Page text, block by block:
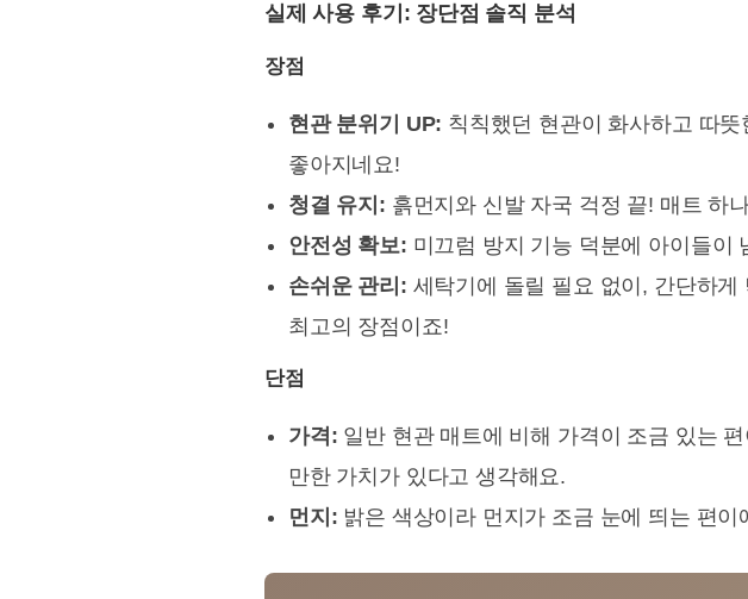
실제 사용 후기: 장단점 솔직 분석
장점
현관 분위기 UP: 칙칙했던 현관이 화사하고 따
좋아지네요!
청결 유지: 흙먼지와 신발 자국 걱정 끝! 매트 하
안전성 확보: 미끄럼 방지 기능 덕분에 아이들이
손쉬운 관리: 세탁기에 돌릴 필요 없이, 간단하
최고의 장점이죠!
단점
가격: 일반 현관 매트에 비해 가격이 조금 있는
만한 가치가 있다고 생각해요.
먼지: 밝은 색상이라 먼지가 조금 눈에 띄는 편